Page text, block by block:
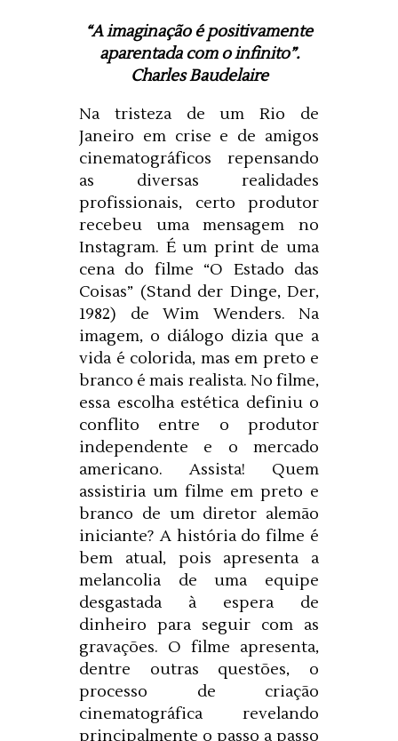
“A imaginação é positivamente
aparentada com o infinito”.
Charles Baudelaire
Na tristeza de um Rio de
Janeiro em crise e de amigos
cinematográficos repensando
as diversas realidades
profissionais, certo produtor
recebeu uma mensagem no
Instagram. É um print de uma
cena do filme “O Estado das
Coisas” (Stand der Dinge, Der,
1982) de Wim Wenders. Na
imagem, o diálogo dizia que a
vida é colorida, mas em preto e
branco é mais realista. No filme,
essa escolha estética definiu o
conflito entre o produtor
independente e o mercado
americano. Assista! Quem
assistiria um filme em preto e
branco de um diretor alemão
iniciante? A história do filme é
bem atual, pois apresenta a
melancolia de uma equipe
desgastada à espera de
dinheiro para seguir com as
gravações. O filme apresenta,
dentre outras questões, o
processo de criação
cinematográfica revelando
principalmente o passo a passo